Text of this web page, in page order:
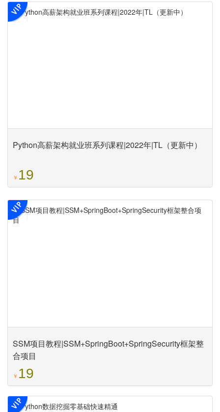
Python高薪架构就业班系列课程|2022年|TL（更新中）
￥ 19
SSM项目教程|SSM+SpringBoot+SpringSecurity框架整
合项目
￥ 19